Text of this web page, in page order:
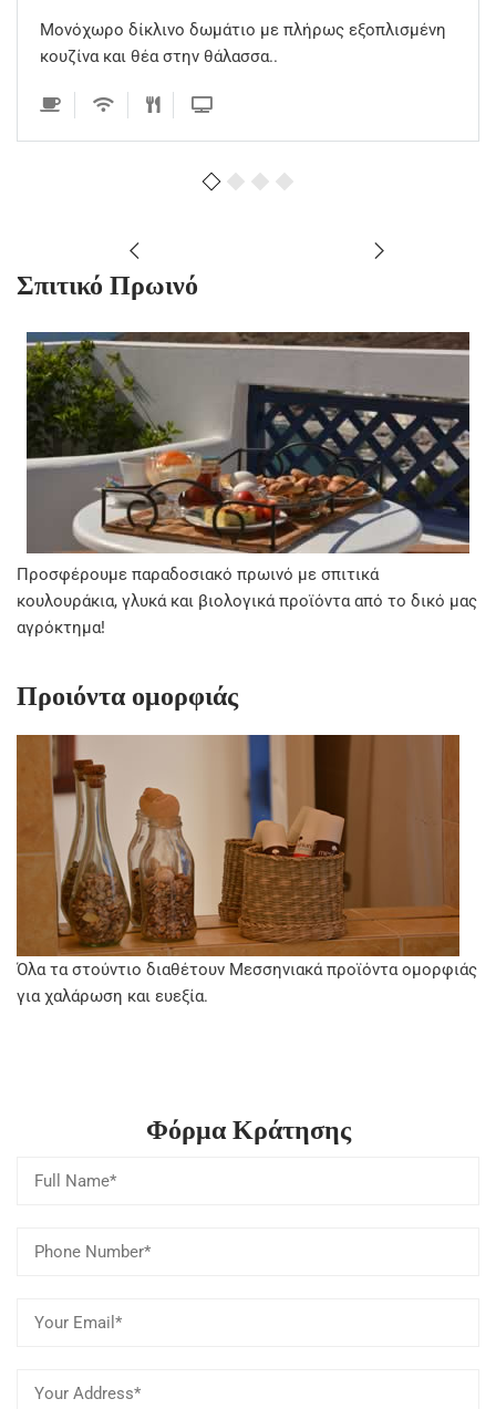
Μονόχωρο δίκλινο δωμάτιο με πλήρως εξοπλισμένη
κουζίνα και θέα στην θάλασσα..
Σπιτικό Πρωινό
Προσφέρουμε παραδοσιακό πρωινό με σπιτικά
κουλουράκια, γλυκά και βιολογικά προϊόντα από το δικό μας
αγρόκτημα!
Προιόντα ομορφιάς
Όλα τα στούντιο διαθέτουν Μεσσηνιακά προϊόντα ομορφιάς
για χαλάρωση και ευεξία.
Φόρμα Κράτησης